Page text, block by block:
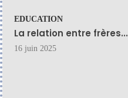
EDUCATION
La relation entre frères...
16 juin 2025